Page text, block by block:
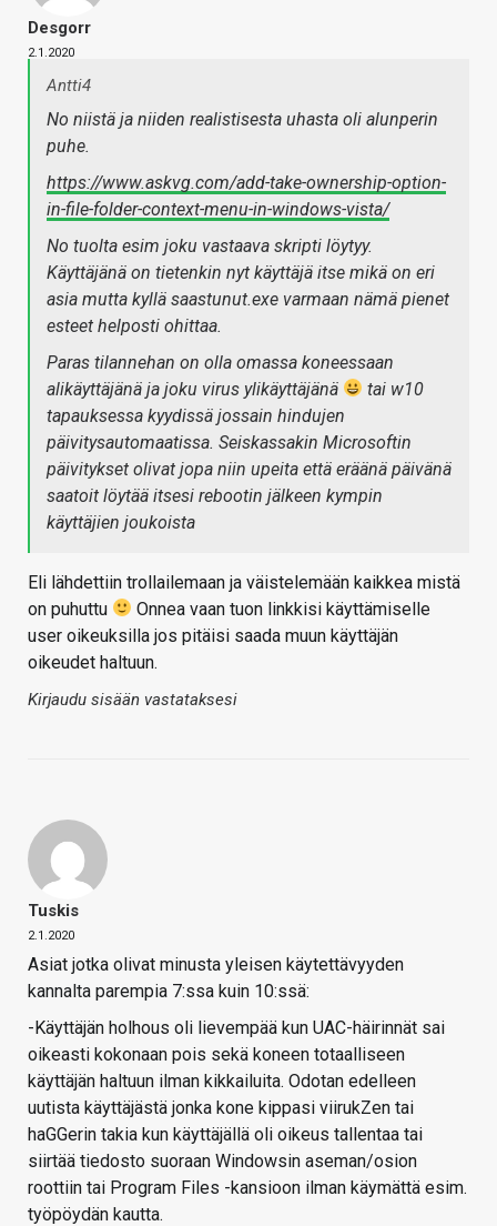
Desgorr
2.1.2020
Antti4
No niistä ja niiden realistisesta uhasta oli alunperin
puhe.
https://www.askvg.com/add-take-ownership-option-
in-file-folder-context-menu-in-windows-vista/
No tuolta esim joku vastaava skripti löytyy.
Käyttäjänä on tietenkin nyt käyttäjä itse mikä on eri
asia mutta kyllä saastunut.exe varmaan nämä pienet
esteet helposti ohittaa.
Paras tilannehan on olla omassa koneessaan
alikäyttäjänä ja joku virus ylikäyttäjänä
tai w10
tapauksessa kyydissä jossain hindujen
päivitysautomaatissa. Seiskassakin Microsoftin
päivitykset olivat jopa niin upeita että eräänä päivänä
saatoit löytää itsesi rebootin jälkeen kympin
käyttäjien joukoista
Eli lähdettiin trollailemaan ja väistelemään kaikkea mistä
on puhuttu
Onnea vaan tuon linkkisi käyttämiselle
user oikeuksilla jos pitäisi saada muun käyttäjän
oikeudet haltuun.
Kirjaudu sisään vastataksesi
Tuskis
2.1.2020
Asiat jotka olivat minusta yleisen käytettävyyden
kannalta parempia 7:ssa kuin 10:ssä:
-Käyttäjän holhous oli lievempää kun UAC-häirinnät sai
oikeasti kokonaan pois sekä koneen totaalliseen
käyttäjän haltuun ilman kikkailuita. Odotan edelleen
uutista käyttäjästä jonka kone kippasi viirukZen tai
haGGerin takia kun käyttäjällä oli oikeus tallentaa tai
siirtää tiedosto suoraan Windowsin aseman/osion
roottiin tai Program Files -kansioon ilman käymättä esim.
työpöydän kautta.